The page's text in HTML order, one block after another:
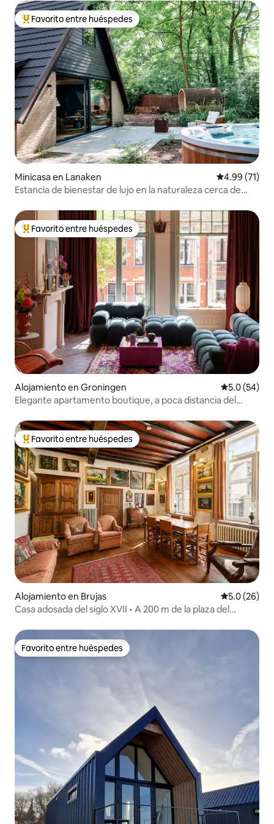
Favorito entre huéspedes preferido
Favorito entre huéspedes
Minicasa en Lanaken Calificación
4.99 (71)
Estancia de bienestar de lujo en la naturaleza cerca de
Favorito entre huéspedes preferido
Favorito entre huéspedes
Alojamiento en Groningen Calificación
5.0 (54)
Elegante apartamento boutique, a poca distancia del
Favorito entre huéspedes preferido
Favorito entre huéspedes
Alojamiento en Brujas Calificación
5.0 (26)
Casa adosada del siglo XVII • A 200 m de la plaza del
Favorito entre huéspedes
Favorito entre huéspedes